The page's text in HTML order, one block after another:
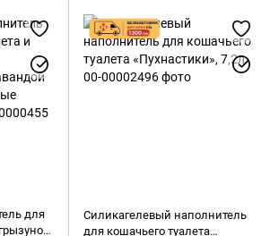
для
Силикагелевый наполнитель
для кошачьего туалета